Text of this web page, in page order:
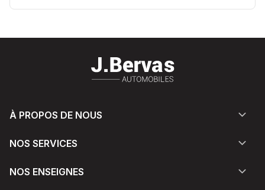
À PROPOS DE NOUS
NOS SERVICES
NOS ENSEIGNES